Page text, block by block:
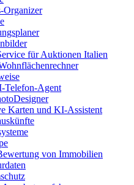
Organizer
für Auktionen Italien
Telefon-Agent
Karten und KI-Assistent
von Immobilien